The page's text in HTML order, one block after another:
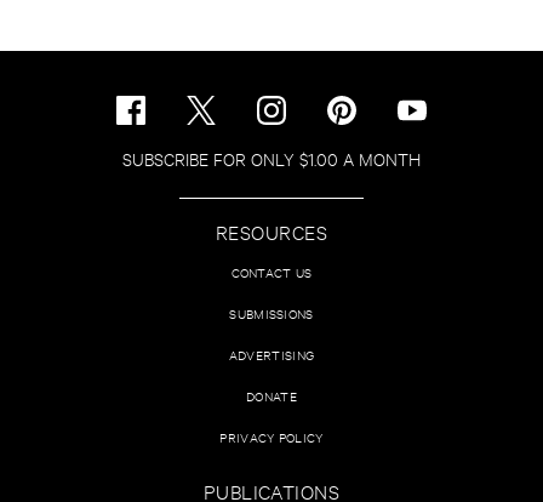
SUBSCRIBE FOR ONLY $1.00 A MONTH
RESOURCES
CONTACT US
SUBMISSIONS
ADVERTISING
DONATE
PRIVACY POLICY
PUBLICATIONS